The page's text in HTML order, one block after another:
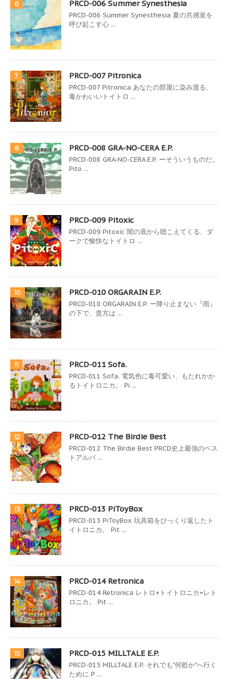
6 PRCD-006 Summer Synesthesia
PRCD-006 Summer Synesthesia 夏の共感覚を
呼び起こす心 ...
7 PRCD-007 Pitronica
PRCD-007 Pitronica あなたの部屋に染み渡る、
毒かわいいトイトロ ...
8 PRCD-008 GRA-NO-CERA E.P.
PRCD-008 GRA-NO-CERA E.P. ーそういうものだ。
Pito ...
9 PRCD-009 Pitoxic
PRCD-009 Pitoxic 闇の底から聴こえてくる、ダ
ークで愉快なトイトロ ...
10 PRCD-010 ORGARAIN E.P.
PRCD-010 ORGARAIN E.P. ー降り止まない『雨』
の下で、貴方は ...
11 PRCD-011 Sofa.
PRCD-011 Sofa. 電気色に毒可愛い、もたれかか
るトイトロニカ。 Pi ...
12 PRCD-012 The Birdie Best
PRCD-012 The Birdie Best PRCD史上最強のベス
トアルバ ...
13 PRCD-013 PiToyBox
PRCD-013 PiToyBox 玩具箱をひっくり返したト
イトロニカ。 Pit ...
14 PRCD-014 Retronica
PRCD-014 Retronica レトロ+トイトロニカ=レト
ロニカ。 Pit ...
15 PRCD-015 MILLTALE E.P.
PRCD-015 MILLTALE E.P. それでも"何処か"へ行く
ために P ...